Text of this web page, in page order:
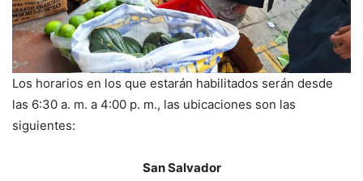
Los horarios en los que estarán habilitados serán desde
las 6:30 a. m. a 4:00 p. m., las ubicaciones son las
siguientes:
San Salvador